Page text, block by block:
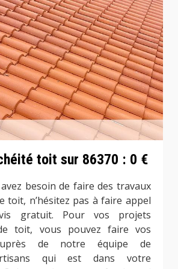
toit sur 86370 : 0 €
besoin de faire des travaux
toit, n’hésitez pas à faire appel
gratuit. Pour vos projets
toit, vous pouvez faire vos
de notre équipe de
qui est dans votre